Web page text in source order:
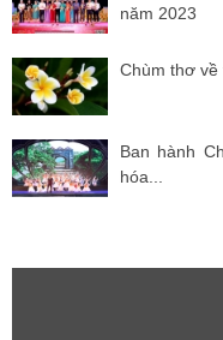
năm 2023
Chùm thơ
Ban hành
hóa...